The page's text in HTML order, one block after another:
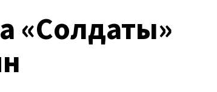
«Солдаты»